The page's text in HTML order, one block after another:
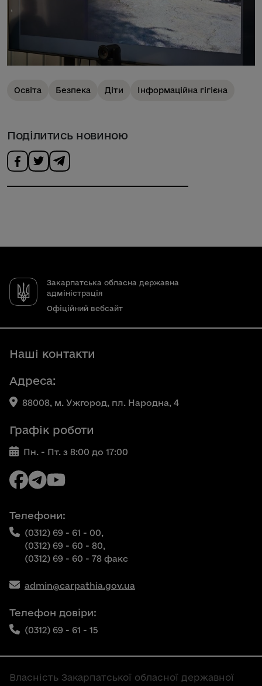
Освіта Безпека Діти Інформаційна гігієна
Поділитись новиною
Закарпатська обласна державна
адміністрація
Офіційний вебсайт
Наші контакти
Адреса:
88008, м. Ужгород, пл. Народна, 4
Графік роботи
Пн. - Пт. з 8:00 до 17:00
Телефони:
(0312) 69 - 61 - 00,
(0312) 69 - 60 - 80,
(0312) 69 - 60 - 78 факс
admin@carpathia.gov.ua
Телефон довіри:
(0312) 69 - 61 - 15
Власність Закарпатської обласної державної